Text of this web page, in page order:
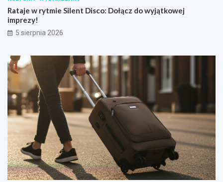
Rataje w rytmie Silent Disco: Dołącz do wyjątkowej
imprezy!
5 sierpnia 2026